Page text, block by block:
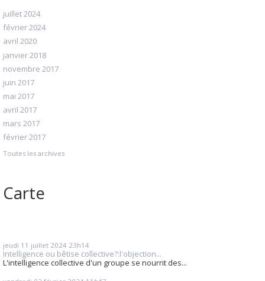
juillet 2024
février 2024
avril 2020
janvier 2018
novembre 2017
juin 2017
mai 2017
avril 2017
mars 2017
février 2017
Toutes les archives
Carte
jeudi 11 juillet 2024 23h14
Intelligence ou bêtise collective?:l'objection...
L'intelligence collective d'un groupe se nourrit des...